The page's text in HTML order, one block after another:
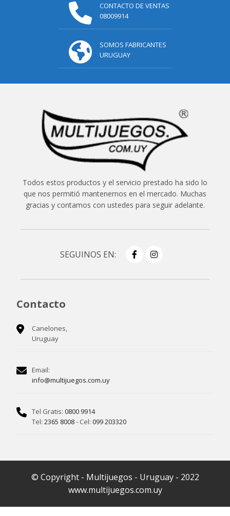
CONTACTO DE VENTAS
08009914
SOMOS FABRICANTES
URUGUAY
Todos estos productos y el servicio prestado ha sido lo
que nos permitió mantenernos en el mercado. Muchas
gracias y contamos con ustedes para seguir adelante.
SEGUINOS EN:
Contacto
Canelones,
Uruguay
Email:
info@multijuegos.com.uy
Tel Gratis: 0800 9914
Tel: 2365 8008- Cel: 099 203320
© Copyright - Multijuegos - Uruguay - 2022
www.multijuegos.com.uy